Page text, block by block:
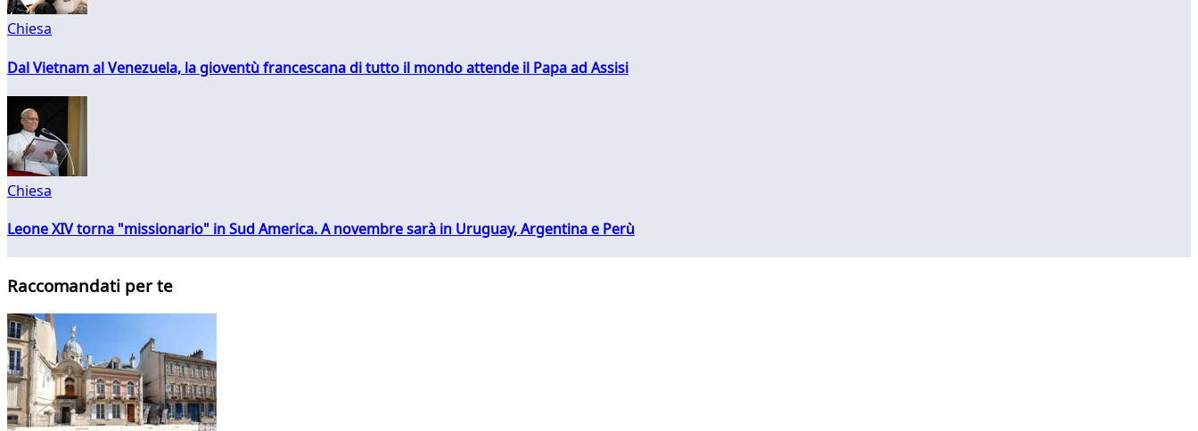
Chiesa
Dal Vietnam al Venezuela, la gioventù francescana di tutto il mondo attende il Papa ad Assisi
Chiesa
Leone XIV torna "missionario" in Sud America. A novembre sarà in Uruguay, Argentina e Perù
Raccomandati per te